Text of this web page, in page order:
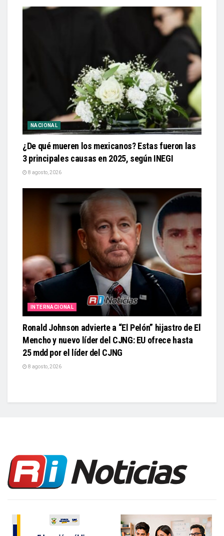
NACIONAL
¿De qué mueren los mexicanos? Estas fueron las
3 principales causas en 2025, según INEGI
8 agosto, 2026
INTERNACIONAL
Ronald Johnson advierte a “El Pelón” hijastro de El
Mencho y nuevo líder del CJNG: EU ofrece hasta
25 mdd por el líder del CJNG
8 agosto, 2026